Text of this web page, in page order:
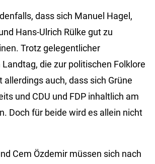
dass sich Manuel Hagel,
Hans-Ulrich Rülke gut zu
Trotz gelegentlicher
die zur politischen Folklore
allerdings auch, dass sich Grüne
und CDU und FDP inhaltlich am
Doch für beide wird es allein nicht
Cem Özdemir müssen sich nach